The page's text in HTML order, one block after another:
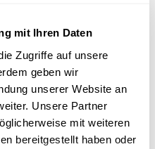
mit Ihren Daten
Zugriffe auf unsere
geben wir
unserer Website an
Unsere Partner
mit weiteren
bereitgestellt haben oder